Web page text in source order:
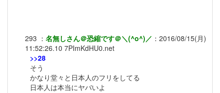
293 ： 名無しさん＠恐縮です＠＼(^o^)／ ： 2016/08/15(月)
11:52:26.10 7PImKdHU0.net
>>28
そう
かなり堂々と日本人のフリをしてる
日本人は本当にヤバいよ